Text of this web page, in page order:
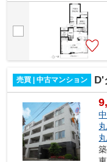
模修繕工事実施済 オートロッ
売買 | 中古マンション D'